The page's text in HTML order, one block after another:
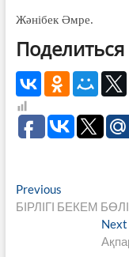
Жәнібек Әмре.
Навигация
по
PreviousPrevious
post:
БІРЛІГІ БЕКЕМ
Next